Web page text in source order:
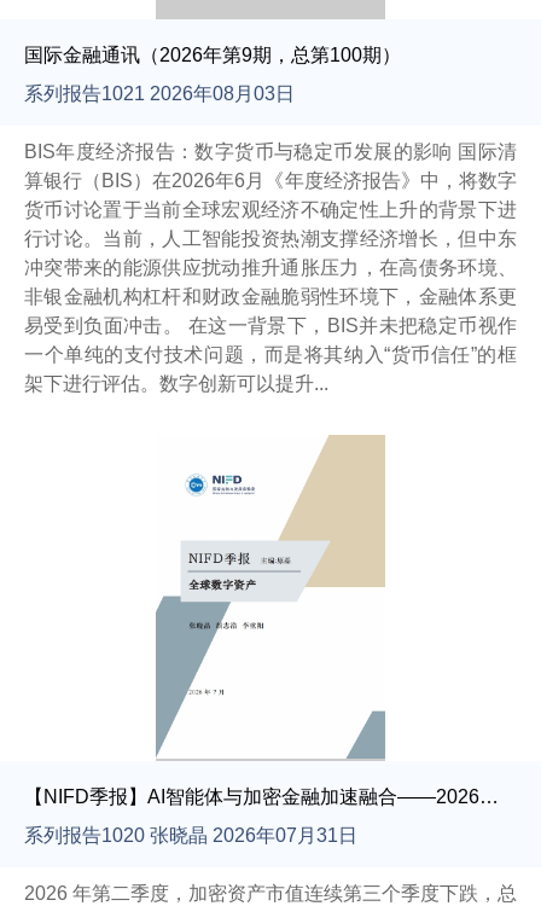
国际金融通讯（2026年第9期，总第100期）
系列报告1021 2026年08月03日
BIS年度经济报告：数字货币与稳定币发展的影响 国际清
算银行（BIS）在2026年6月《年度经济报告》中，将数字
货币讨论置于当前全球宏观经济不确定性上升的背景下进
行讨论。当前，人工智能投资热潮支撑经济增长，但中东
冲突带来的能源供应扰动推升通胀压力，在高债务环境、
非银金融机构杠杆和财政金融脆弱性环境下，金融体系更
易受到负面冲击。 在这一背景下，BIS并未把稳定币视作
一个单纯的支付技术问题，而是将其纳入“货币信任”的框
架下进行评估。数字创新可以提升...
【NIFD季报】AI智能体与加密金融加速融合——2026年上半年股票市场分析报告
系列报告1020 张晓晶 2026年07月31日
2026 年第二季度，加密资产市值连续第三个季度下跌，总